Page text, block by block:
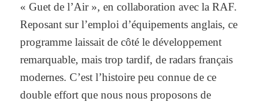
« Guet de l’Air », en collaboration avec la RAF.
Reposant sur l’emploi d’équipements anglais, ce
programme laissait de côté le développement
remarquable, mais trop tardif, de radars français
modernes. C’est l’histoire peu connue de ce
double effort que nous nous proposons de